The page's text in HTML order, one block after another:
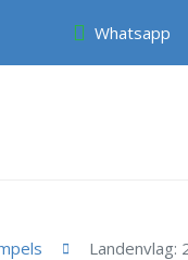
Whatsapp
Landenvlag: